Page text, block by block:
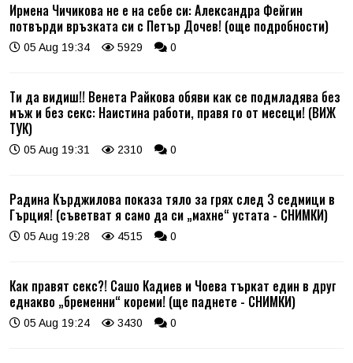
Ирмена Чичикова не е на себе си: Александра Фейгин
потвърди връзката си с Петър Дочев! (още подробности)
05 Aug 19:34 5929 0
Ти да видиш!! Венета Райкова обяви как се подмладява без
мъж и без секс: Наистина работи, правя го от месеци! (ВИЖ
ТУК)
05 Aug 19:31 2310 0
Радина Кърджилова показа тяло за грях след 3 седмици в
Гърция! (съветват я само да си „махне“ устата - СНИМКИ)
05 Aug 19:28 4515 0
Как правят секс?! Сашо Кадиев и Чоева търкат един в друг
еднакво „бременни“ кореми! (ще паднете - СНИМКИ)
05 Aug 19:24 3430 0